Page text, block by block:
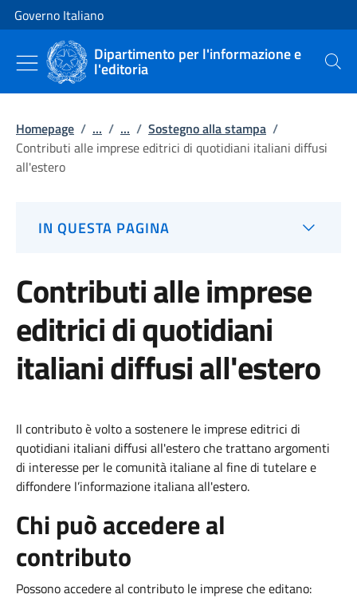
Vai al contenuto
Vai alla navigazione del sito
Governo Italiano
Dipartimento per l'informazione e
l'editoria Cerca
Homepage / ... / ... / Sostegno alla stampa /
Contributi alle imprese editrici di quotidiani italiani diffusi
all'estero
IN QUESTA PAGINA
Contributi alle imprese
editrici di quotidiani
italiani diffusi all'estero
Il contributo è volto a sostenere le imprese editrici di
quotidiani italiani diffusi all'estero che trattano argomenti
di interesse per le comunità italiane al fine di tutelare e
diffondere l’informazione italiana all'estero.
Chi può accedere al
contributo
Possono accedere al contributo le imprese che editano: